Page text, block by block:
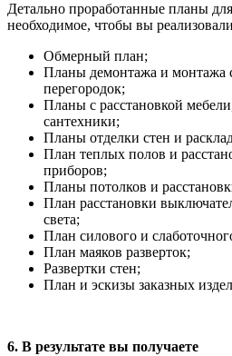
Детально проработанные планы
необходимое, чтобы вы
Обмерный план;
Планы демонтажа и монтажа
перегородок;
Планы с расстановкой
сантехники;
Планы отделки стен и
План теплых полов и
приборов;
Планы потолков и
План расстановки
света;
План силового и
План маяков разверток;
Развертки стен;
План и эскизы заказных
6. В результате вы получаете